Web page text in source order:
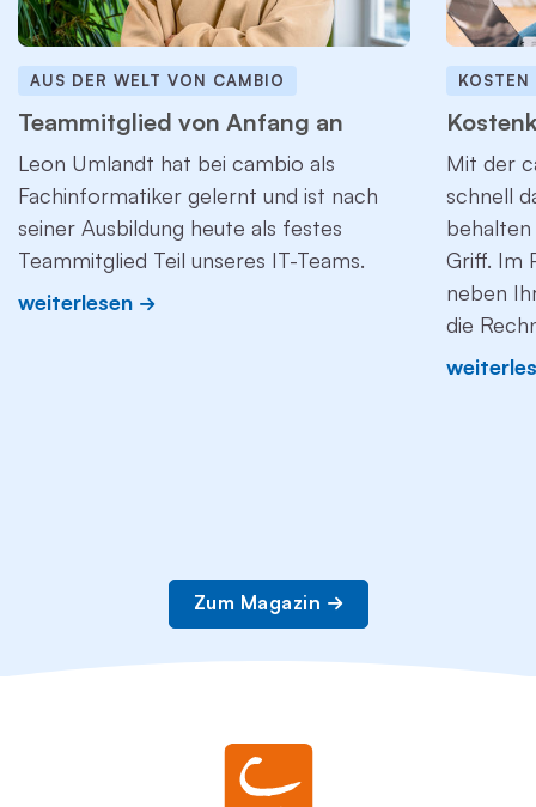
AUS DER WELT VON CAMBIO
Teammitglied von Anfang an
Leon Umlandt hat bei cambio als
Fachinformatiker gelernt und ist nach
seiner Ausbildung heute als festes
Teammitglied Teil unseres IT-Teams.
weiterlesen
KOSTEN
Mit der
schnell
Griff. Im
neben
die
Zum Magazin